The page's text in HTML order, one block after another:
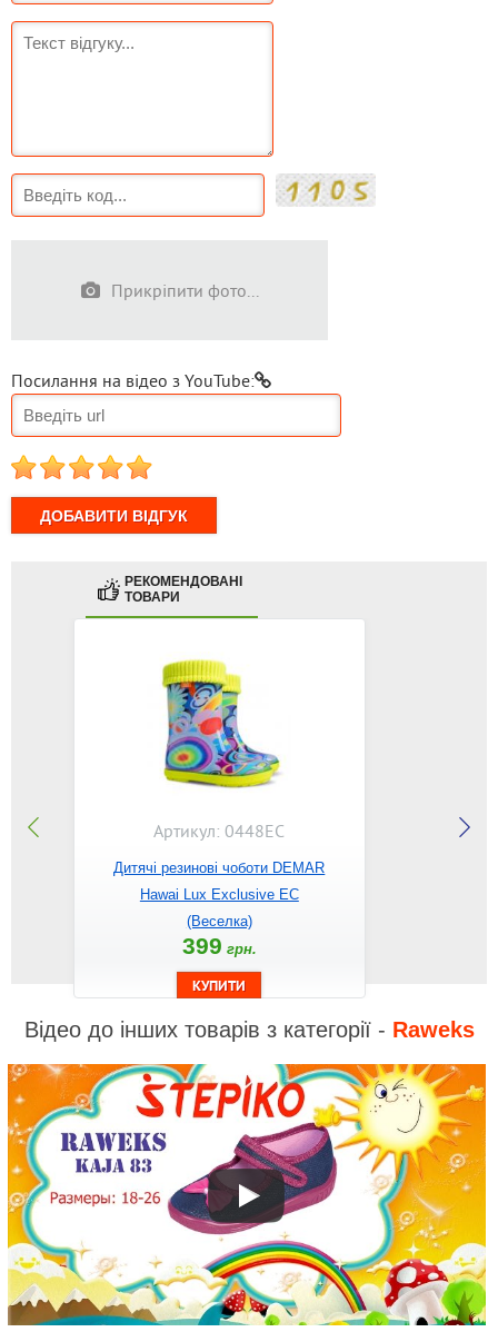
Прикріпити фото...
Посилання на відео з YouTube:
1 2 3 4 5
РЕКОМЕНДОВАНІ
ТОВАРИ
Артикул: 0448EC
Дитячі резинові чоботи DEMAR
Hawai Lux Exclusive EC
(Веселка)
399 грн.
Відео до інших товарів з категорії - Raweks